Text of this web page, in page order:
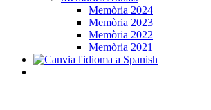
Memòria 2024
Memòria 2023
Memòria 2022
Memòria 2021